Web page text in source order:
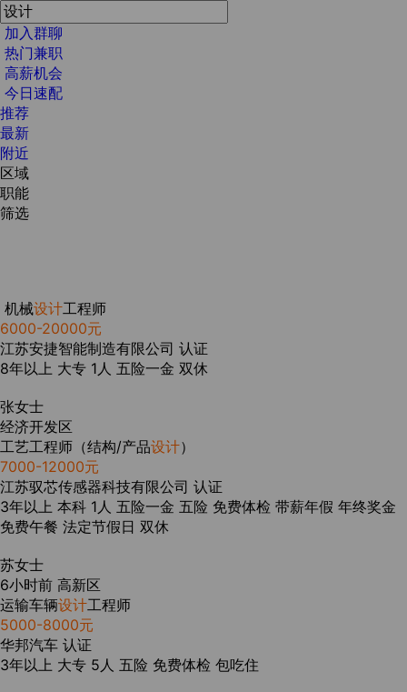
加入群聊
热门兼职
高薪机会
今日速配
推荐
最新
附近
区域
职能
筛选
机械设计工程师
6000-20000元
江苏安捷智能制造有限公司 认证
8年以上 大专 1人 五险一金 双休
张女士
经济开发区
工艺工程师（结构/产品设计）
7000-12000元
江苏驭芯传感器科技有限公司 认证
3年以上 本科 1人 五险一金 五险 免费体检 带薪年假 年终奖金
免费午餐 法定节假日 双休
苏女士
6小时前 高新区
运输车辆设计工程师
5000-8000元
华邦汽车 认证
3年以上 大专 5人 五险 免费体检 包吃住